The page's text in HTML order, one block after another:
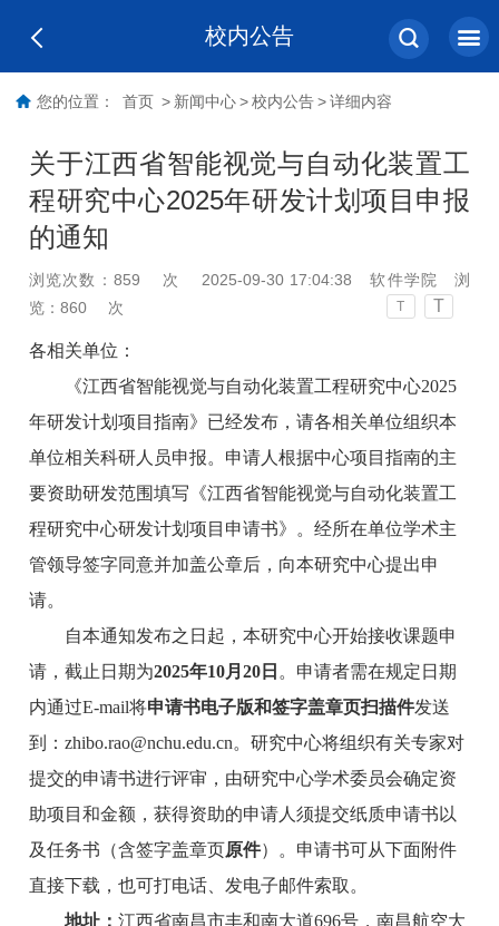
校内公告
您的位置： 首页 > 新闻中心 > 校内公告 > 详细内容
关于江西省智能视觉与自动化装置工
程研究中心2025年研发计划项目申报
的通知
浏览次数： 859 次 2025-09-30 17:04:38 软件学院
浏
览：860 次 T T
各相关单位：
《江西省智能视觉与自动化装置工程研究中心2025
年研发计划项目指南》已经发布，请各相关单位组织本
单位相关科研人员申报。申请人根据中心项目指南的主
要资助研发范围填写《江西省智能视觉与自动化装置工
程研究中心研发计划项目申请书》。经所在单位学术主
管领导签字同意并加盖公章后，向本研究中心提出申
请。
自本通知发布之日起，本研究中心开始接收课题申
请，截止日期为2025年10月20 日 。申请者需在规定日期
内通过E-mail将申请书电子版和签字盖章页扫描件发送
到：zhibo.rao@nchu.edu.cn。研究中心将组织有关专家对
提交的申请书进行评审，由研究中心学术委员会确定资
助项目和金额，获得资助的申请人须提交纸质申请书以
及任务书（含签字盖章页原件）。申请书可从下面附件
直接下载，也可打电话、发电子邮件索取。
地址：江西省南昌市丰和南大道696号，南昌航空大